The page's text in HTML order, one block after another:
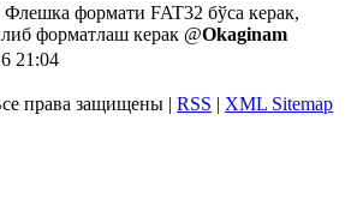
Флешка формати FAT32 бўса керак,
форматлаш керак @Okaginam
21:04
права защищены | RSS | XML Sitemap